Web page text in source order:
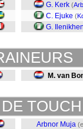
G. Kerk (
C. Ejuke (
G.
M. van
Arbnor Muja